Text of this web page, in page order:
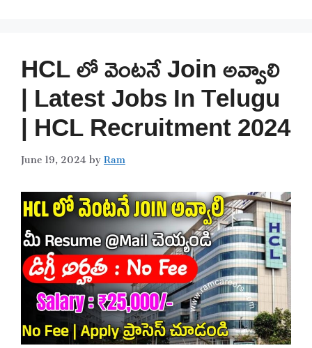
HCL లో వెంటనే Join అవ్వాలి
| Latest Jobs In Telugu
| HCL Recruitment 2024
June 19, 2024byRam